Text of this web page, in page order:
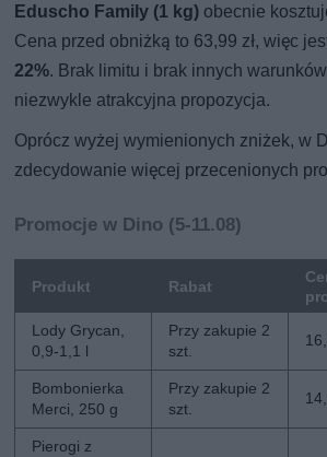
Eduscho Family (1 kg) obecnie
Cena przed obniżką to 63,99 zł, więc
22%. Brak limitu i brak innych
niezwykle atrakcyjna propozycja.
Oprócz wyżej wymienionych zniżek, w
zdecydowanie więcej przecenionych
Promocje w Dino (5-11.08)
Produkt Rabat
Lody Grycan,
0,9-1,1 l
Przy zakupie 2
szt.
Bombonierka
Merci, 250 g
Przy zakupie 2
szt.
Pierogi z